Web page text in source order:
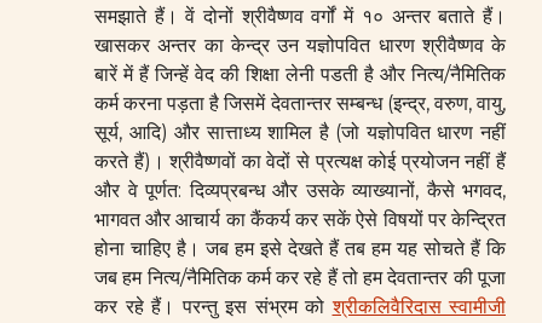
समझाते हैं। वें दोनों श्रीवैष्णव वर्गों में १० अन्तर बताते हैं।
खासकर अन्तर का केन्द्र उन यज्ञोपवित धारण श्रीवैष्णव के
बारें में हैं जिन्हें वेद की शिक्षा लेनी पडती है और नित्य/नैमितिक
कर्म करना पड़ता है जिसमें देवतान्तर सम्बन्ध (इन्द्र, वरुण, वायु,
सूर्य, आदि) और सात्ताध्य शामिल है (जो यज्ञोपवित धारण नहीं
करते हैं)। श्रीवैष्णवों का वेदों से प्रत्यक्ष कोई प्रयोजन नहीं हैं
और वे पूर्णत: दिव्यप्रबन्ध और उसके व्याख्यानों, कैसे भगवद,
भागवत और आचार्य का कैंकर्य कर सकें ऐसे विषयों पर केन्द्रित
होना चाहिए है। जब हम इसे देखते हैं तब हम यह सोचते हैं कि
जब हम नित्य/नैमितिक कर्म कर रहे हैं तो हम देवतान्तर की पूजा
कर रहे हैं। परन्तु इस संभ्रम कोश्रीकलिवैरिदास स्वामीजी